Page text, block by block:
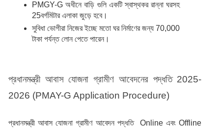
PMGY-G অধীনে বাড়ি গুলি একটি স্বাস্থকর রান্না ঘরসহ
25বর্গমিটার এলাকা জুড়ে হবে।
সুবিধা ভোগীরা নিজের ইচ্ছে মতো ঘর নির্মাণের জন্য 70,000
টাকা পর্যন্ত লোন পেতে পারেন।
প্রধানমন্ত্রী আবাস যোজনা গ্রামীণ আবেদনের পদ্ধতি 2025-
2026 (PMAY-G Application Procedure)
প্রধানমন্ত্রী আবাস যোজনা গ্রামীণ আবেদন পদ্ধতি  Online এবং Offline